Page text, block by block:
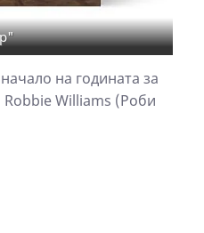
на годината за
Robbie Williams (Роби